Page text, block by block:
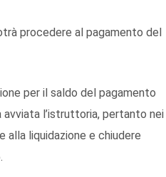
procedere al pagamento del
per il saldo del pagamento
l’istruttoria, pertanto nei
liquidazione e chiudere